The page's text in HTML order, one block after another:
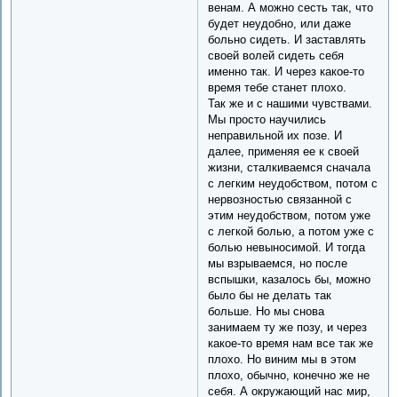
венам. А можно сесть так, что
будет неудобно, или даже
больно сидеть. И заставлять
своей волей сидеть себя
именно так. И через какое-то
время тебе станет плохо.
Так же и с нашими чувствами.
Мы просто научились
неправильной их позе. И
далее, применяя ее к своей
жизни, сталкиваемся сначала
с легким неудобством, потом с
нервозностью связанной с
этим неудобством, потом уже
с легкой болью, а потом уже с
болью невыносимой. И тогда
мы взрываемся, но после
вспышки, казалось бы, можно
было бы не делать так
больше. Но мы снова
занимаем ту же позу, и через
какое-то время нам все так же
плохо. Но виним мы в этом
плохо, обычно, конечно же не
себя. А окружающий нас мир,